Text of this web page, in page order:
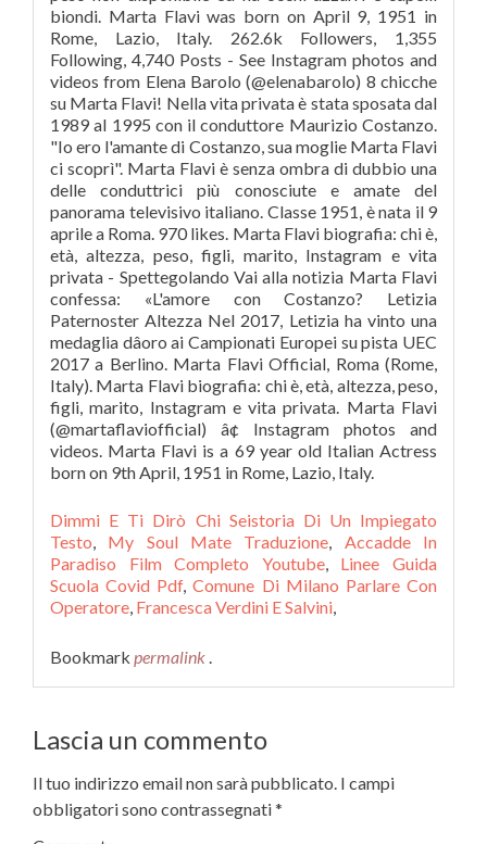
Dimmi E Ti Dirò Chi Seistoria Di Un Impiegato
Testo, My Soul Mate Traduzione, Accadde In
Paradiso Film Completo Youtube, Linee Guida
Scuola Covid Pdf,Comune Di Milano Parlare Con
Operatore, Francesca Verdini E Salvini,
Bookmark permalink .
Lascia un commento
Il tuo indirizzo email non sarà pubblicato. I campi
obbligatori sono contrassegnati*